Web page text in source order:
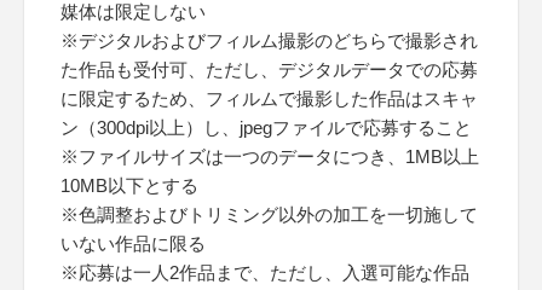
媒体は限定しない
※デジタルおよびフィルム撮影のどちらで撮影され
た作品も受付可、ただし、デジタルデータでの応募
に限定するため、フィルムで撮影した作品はスキャ
ン（300dpi以上）し、jpegファイルで応募すること
※ファイルサイズは一つのデータにつき、1MB以上
10MB以下とする
※色調整およびトリミング以外の加工を一切施して
いない作品に限る
※応募は一人2作品まで、ただし、入選可能な作品